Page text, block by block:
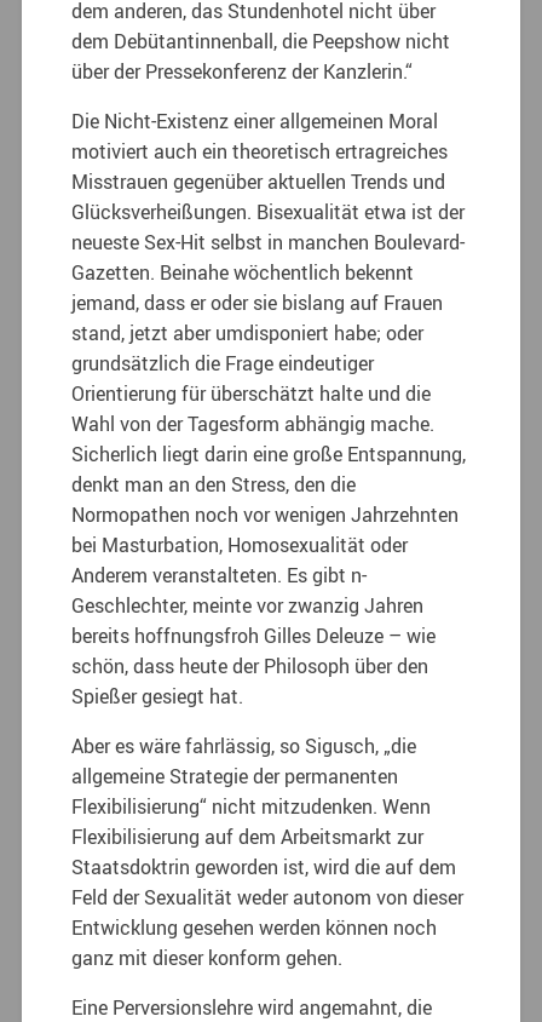
dem anderen, das Stundenhotel nicht über
dem Debütantinnenball, die Peepshow nicht
über der Pressekonferenz der Kanzlerin.“
Die Nicht-Existenz einer allgemeinen Moral
motiviert auch ein theoretisch ertragreiches
Misstrauen gegenüber aktuellen Trends und
Glücksverheißungen. Bisexualität etwa ist der
neueste Sex-Hit selbst in manchen Boulevard-
Gazetten. Beinahe wöchentlich bekennt
jemand, dass er oder sie bislang auf Frauen
stand, jetzt aber umdisponiert habe; oder
grundsätzlich die Frage eindeutiger
Orientierung für überschätzt halte und die
Wahl von der Tagesform abhängig mache.
Sicherlich liegt darin eine große Entspannung,
denkt man an den Stress, den die
Normopathen noch vor wenigen Jahrzehnten
bei Masturbation, Homosexualität oder
Anderem veranstalteten. Es gibt n-
Geschlechter, meinte vor zwanzig Jahren
bereits hoffnungsfroh Gilles Deleuze – wie
schön, dass heute der Philosoph über den
Spießer gesiegt hat.
Aber es wäre fahrlässig, so Sigusch, „die
allgemeine Strategie der permanenten
Flexibilisierung“ nicht mitzudenken. Wenn
Flexibilisierung auf dem Arbeitsmarkt zur
Staatsdoktrin geworden ist, wird die auf dem
Feld der Sexualität weder autonom von dieser
Entwicklung gesehen werden können noch
ganz mit dieser konform gehen.
Eine Perversionslehre wird angemahnt, die